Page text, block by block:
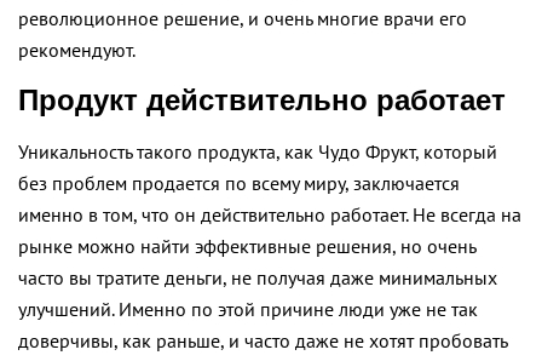
революционное решение, и очень многие врачи его
рекомендуют.
Продукт действительно работает
Уникальность такого продукта, как Чудо Фрукт, который
без проблем продается по всему миру, заключается
именно в том, что он действительно работает. Не всегда на
рынке можно найти эффективные решения, но очень
часто вы тратите деньги, не получая даже минимальных
улучшений. Именно по этой причине люди уже не так
доверчивы, как раньше, и часто даже не хотят пробовать